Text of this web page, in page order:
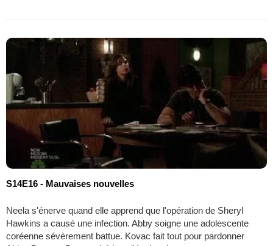
S14E16 - Mauvaises nouvelles
Neela s'énerve quand elle apprend que l'opération de Sheryl
Hawkins a causé une infection. Abby soigne une adolescente
coréenne sévèrement battue. Kovac fait tout pour pardonner